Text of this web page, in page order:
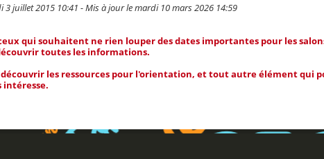
3 juillet 2015 10:41 - Mis à jour le mardi 10 mars 2026 14:59
qui souhaitent ne rien louper des dates importantes pour les
toutes les informations.
découvrir les ressources pour l'orientation, et tout autre élément qui
intéresse.